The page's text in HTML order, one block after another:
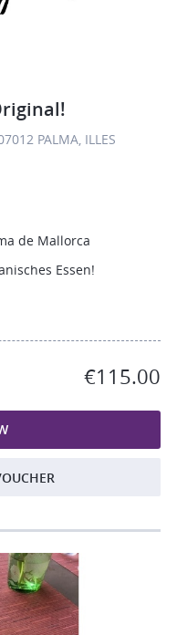
PALMA, ILLES
de Mallorca
Essen!
€115.00